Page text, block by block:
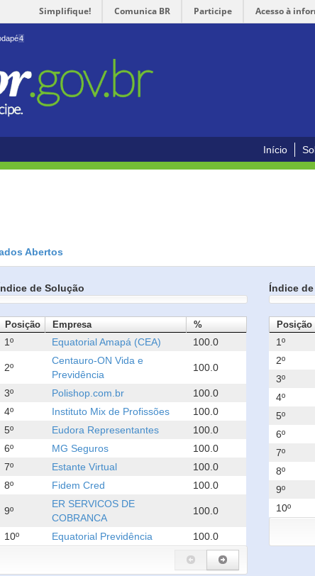
Simplifique! Comunica BR Participe Acesso à
4
Início
Abertos
de Solução
Posição Empresa %
1º Equatorial Amapá (CEA) 100.0
2º
Centauro-ON Vida e
Previdência
100.0
3º Polishop.com.br
100.0
4º
Instituto Mix de Profissões
100.0
5º
Eudora Representantes
100.0
6º
MG Seguros
100.0
7º
Estante Virtual
100.0
8º
Fidem Cred 100.0
9º
ER SERVICOS DE
COBRANCA
100.0
10º Equatorial Previdência 100.0
Índice
Posição
1º
2º
3º
4º
5º
6º
7º
8º
9º
10º